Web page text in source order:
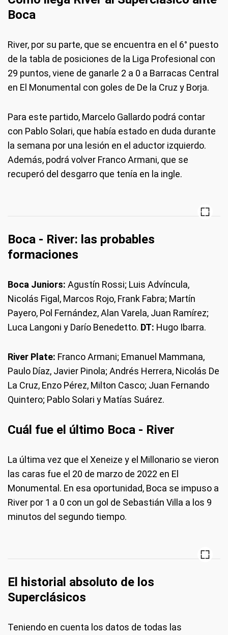
Boca
River, por su parte, que se encuentra en el 6° puesto
de la tabla de posiciones de la Liga Profesional con
29 puntos, viene de ganarle 2 a 0 a Barracas Central
en El Monumental con goles de De la Cruz y Borja.
Para este partido, Marcelo Gallardo podrá contar
con Pablo Solari, que había estado en duda durante
la semana por una lesión en el aductor izquierdo.
Además, podrá volver Franco Armani, que se
recuperó del desgarro que tenía en la ingle.
Boca - River: las probables
formaciones
Boca Juniors: Agustín Rossi; Luis Advíncula,
Nicolás Figal, Marcos Rojo, Frank Fabra; Martín
Payero, Pol Fernández, Alan Varela, Juan Ramírez;
Luca Langoni y Darío Benedetto. DT: Hugo Ibarra.
River Plate: Franco Armani; Emanuel Mammana,
Paulo Díaz, Javier Pinola; Andrés Herrera, Nicolás De
La Cruz, Enzo Pérez, Milton Casco; Juan Fernando
Quintero; Pablo Solari y Matías Suárez.
Cuál fue el último Boca - River
La última vez que el Xeneize y el Millonario se vieron
las caras fue el 20 de marzo de 2022 en El
Monumental. En esa oportunidad, Boca se impuso a
River por 1 a 0 con un gol de Sebastián Villa a los 9
minutos del segundo tiempo.
El historial absoluto de los
Superclásicos
Teniendo en cuenta los datos de todas las